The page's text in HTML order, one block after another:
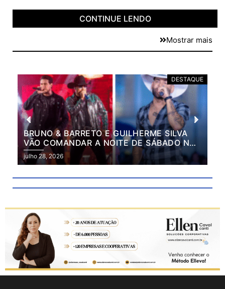
CONTINUE LENDO
Mostrar mais
DESTAQUE
BRUNO & BARRETO E GUILHERME SILVA
VÃO COMANDAR A NOITE DE SÁBADO NA
2ª EXPO MARILÂNDIA
julho 28, 2026